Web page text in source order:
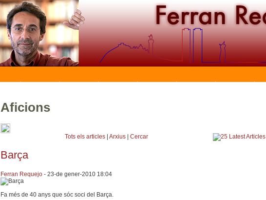
Aficions
Tots els articles Arxius Cercar
Barça
Ferran Requejo- 23-de gener-2010 18:04
Fa més de 40 anys que sóc soci del Barça.